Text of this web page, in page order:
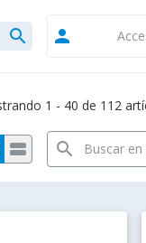
search person
1 - 40 de 112
view_stream search